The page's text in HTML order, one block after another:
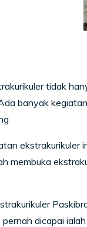
tidak
banyak
ekstrakurikuler
membuka
dicapai